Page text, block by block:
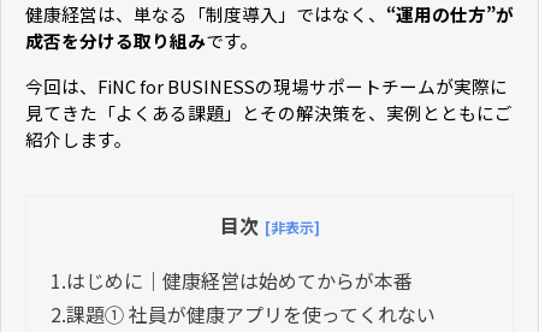
健康経営は、単なる「制度導入」ではなく、 “運用の仕方”が
成否を分ける取り組みです。
今回は、FiNC for BUSINESSの現場サポートチームが実際に
見てきた「よくある課題」とその解決策を、実例とともにご
紹介します。
目次 [非表示]
1.はじめに｜健康経営は始めてからが本番
2.課題① 社員が健康アプリを使ってくれない